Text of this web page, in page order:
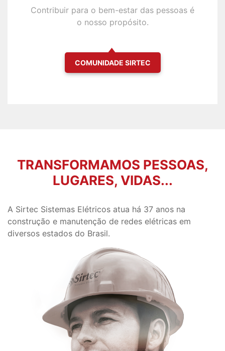
Contribuir para o bem-estar das pessoas é
o nosso propósito.
COMUNIDADE SIRTEC
TRANSFORMAMOS PESSOAS,
LUGARES, VIDAS...
A Sirtec Sistemas Elétricos atua há 37 anos na
construção e manutenção de redes elétricas em
diversos estados do Brasil.